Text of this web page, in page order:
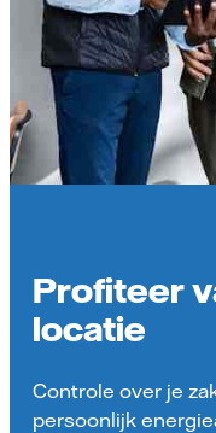
Profiteer
locatie
Controle over je
persoonlijk